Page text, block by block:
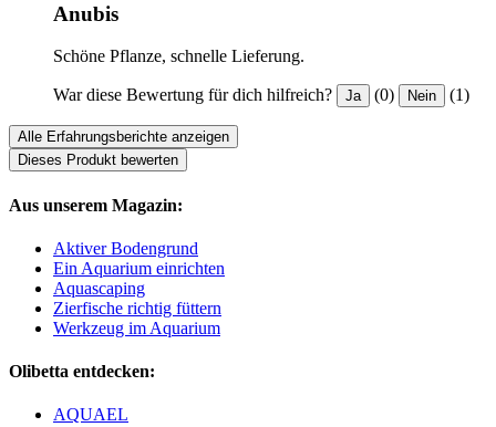
Anubis
Schöne Pflanze, schnelle Lieferung.
War diese Bewertung für dich hilfreich? Ja (0) Nein (1)
Alle Erfahrungsberichte anzeigen
Dieses Produkt bewerten
Aus unserem Magazin:
Aktiver Bodengrund
Ein Aquarium einrichten
Aquascaping
Zierfische richtig füttern
Werkzeug im Aquarium
Olibetta entdecken:
AQUAEL